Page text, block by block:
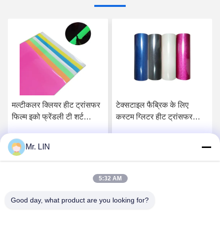
मल्टीकलर क्लियर हीट ट्रांसफर
फिल्म इको फ्रेंडली टी शर्ट
सर्वोत्तम मूल्य प्राप्त करें
टेक्सटाइल फैब्रिक के लिए
कस्टम ग्लिटर हीट ट्रांसफर
Mr. LIN
5:32 AM
Good day, what product are you looking for?